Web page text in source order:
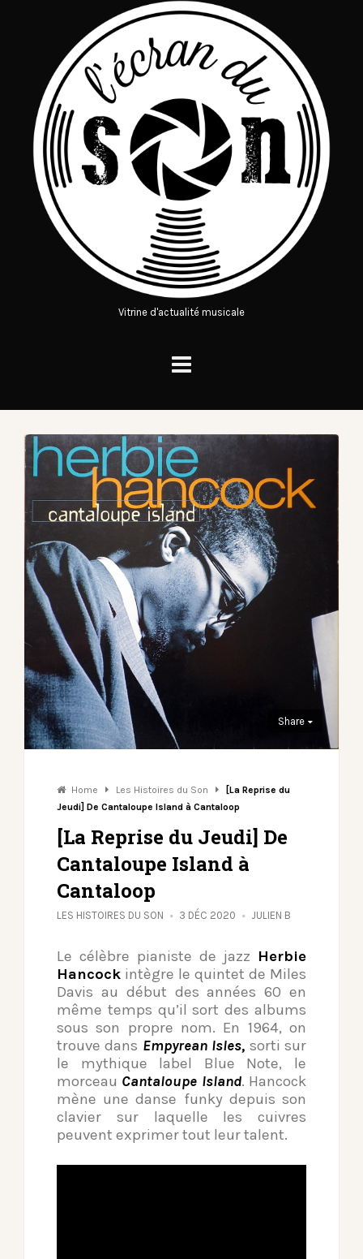
Vitrine d'actualité musicale
Share
Home Les Histoires du Son
[La Reprise du
Jeudi] De Cantaloupe Island à Cantaloop
[La Reprise du Jeudi] De
Cantaloupe Island à
Cantaloop
LES HISTOIRES DU SON 3 DÉC 2020 JULIEN B
Le célèbre pianiste de jazz Herbie
Hancock intègre le quintet de Miles
Davis au début des années 60 en
même temps qu’il sort des albums
sous son propre nom. En 1964, on
trouve dans Empyrean Isles, sorti sur
le mythique label Blue Note, le
morceau Cantaloupe Island. Hancock
mène une danse funky depuis son
clavier sur laquelle les cuivres
peuvent exprimer tout leur talent.